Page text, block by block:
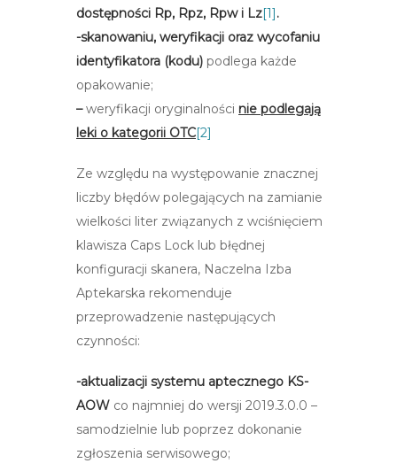
dostępności Rp, Rpz, Rpw i Lz[1] .
-skanowaniu, weryfikacji oraz wycofaniu
identyfikatora (kodu) podlega każde
opakowanie;
–weryfikacji oryginalności nie podlegają
leki o kategorii OTC[2]
Ze względu na występowanie znacznej
liczby błędów polegających na zamianie
wielkości liter związanych z wciśnięciem
klawisza Caps Lock lub błędnej
konfiguracji skanera, Naczelna Izba
Aptekarska rekomenduje
przeprowadzenie następujących
czynności:
-aktualizacji systemu aptecznego KS-
AOW co najmniej do wersji 2019.3.0.0 –
samodzielnie lub poprzez dokonanie
zgłoszenia serwisowego;